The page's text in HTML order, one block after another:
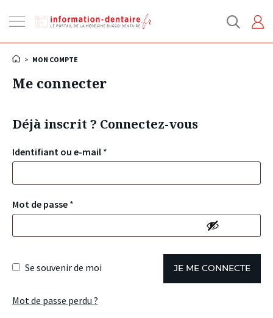
la
> MON COMPTE
Me connecter
Déjà inscrit ? Connectez-vous
Identifiant ou e-mail *
Mot de passe *
Se souvenir de moi JE ME CONNECTE
Mot de passe perdu ?